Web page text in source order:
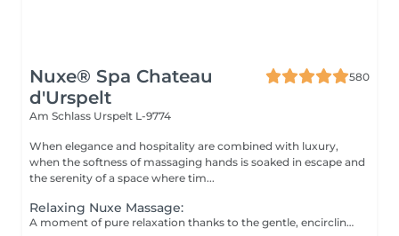
Nuxe® Spa Chateau
d'Urspelt
580
Am Schlass Urspelt L-9774
When elegance and hospitality are combined with luxury,
when the softness of massaging hands is soaked in escape and
the serenity of a space where tim...
Relaxing Nuxe Massage:
A moment of pure relaxation thanks to the gentle, encircling massage technique.